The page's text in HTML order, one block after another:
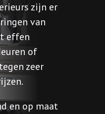
zijn er
van
effen
of
zeer
en op maat